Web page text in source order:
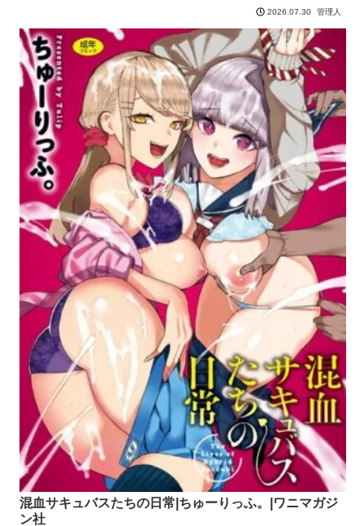
2026.07.30 管理人
混血サキュバスたちの日常|ちゅーりっふ。|ワニマガジ
ン社